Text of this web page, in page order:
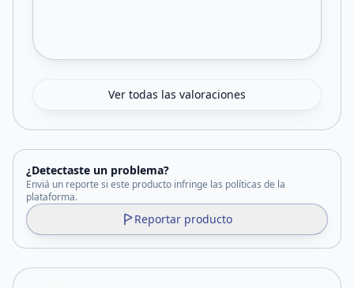
Ver todas las valoraciones
¿Detectaste un problema?
Enviá un reporte si este producto infringe las políticas de la
plataforma.
Reportar producto